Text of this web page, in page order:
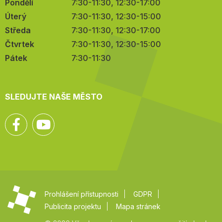
Pondělí
7:30-11:30, 12:30-17:00
Úterý
7:30-11:30, 12:30-15:00
Středa
7:30-11:30, 12:30-17:00
Čtvrtek
7:30-11:30, 12:30-15:00
Pátek
7:30-11:30
SLEDUJTE NAŠE MĚSTO
Facebook
Prohlášení přístupnosti
GDPR
Publicita projektu
Mapa stránek